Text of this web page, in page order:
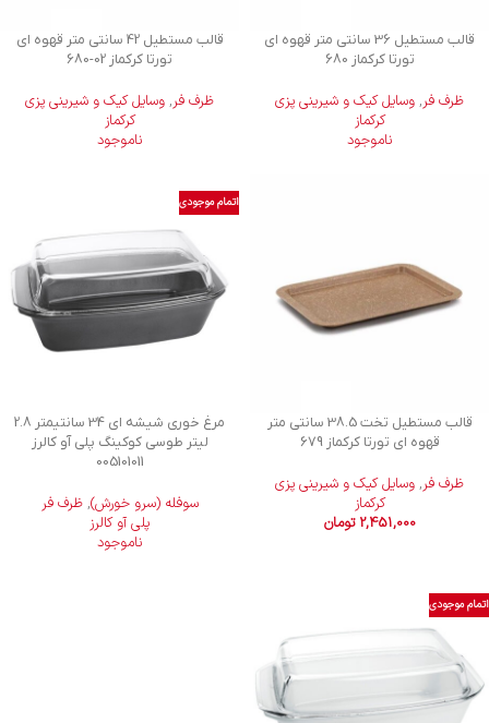
قالب مستطیل 36 سانتی متر قهوه ای
تورتا کرکماز 680
ظرف فر, وسایل کیک و شیرینی‌ پزی
کرکماز
ناموجود
قالب مستطیل 42 سانتی متر قهوه ای
تورتا کرکماز 680-02
ظرف فر, وسایل کیک و شیرینی‌ پزی
کرکماز
ناموجود
قالب مستطیل تخت 38.5 سانتی متر
قهوه ای تورتا کرکماز 679
ظرف فر, وسایل کیک و شیرینی‌ پزی
کرکماز
2,451,000 تومان
اتمام موجودی
مرغ خوری شیشه ای 34 سانتیمتر 2.8
لیتر طوسی کوکینگ پلی آو کالرز
005101011
سوفله (سرو خورش),ظرف فر
پلی آو کالرز
ناموجود
اتمام موجودی